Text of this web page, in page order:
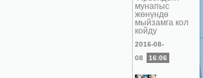
мунапыс
жөнүндө
мыйзамга кол
койду
2016-08-
08
16:06